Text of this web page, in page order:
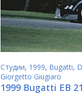
Студии, 1999, Bugatti,
Giorgetto Giugiaro
1999 Bugatti EB